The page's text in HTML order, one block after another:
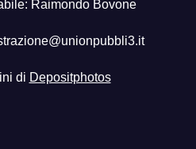
Raimondo Bovone
di Depositphotos